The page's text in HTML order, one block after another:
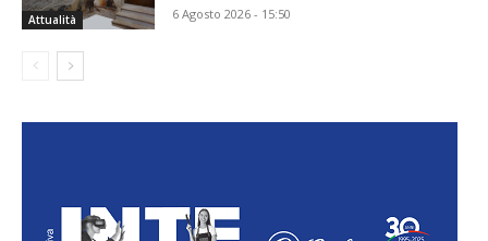
Attualità 6 Agosto 2026 - 15:50